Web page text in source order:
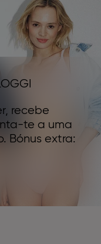
recebe
te a uma
Bónus extra: